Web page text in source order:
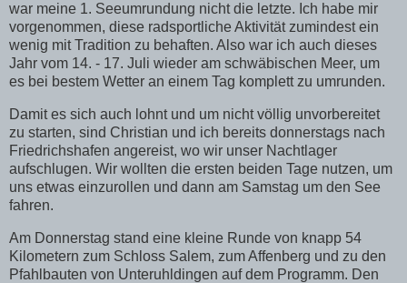
war meine 1. Seeumrundung nicht die letzte. Ich habe mir
vorgenommen, diese radsportliche Aktivität zumindest ein
wenig mit Tradition zu behaften. Also war ich auch dieses
Jahr vom 14. - 17. Juli wieder am schwäbischen Meer, um
es bei bestem Wetter an einem Tag komplett zu umrunden.
Damit es sich auch lohnt und um nicht völlig unvorbereitet
zu starten, sind Christian und ich bereits donnerstags nach
Friedrichshafen angereist, wo wir unser Nachtlager
aufschlugen. Wir wollten die ersten beiden Tage nutzen, um
uns etwas einzurollen und dann am Samstag um den See
fahren.
Am Donnerstag stand eine kleine Runde von knapp 54
Kilometern zum Schloss Salem, zum Affenberg und zu den
Pfahlbauten von Unteruhldingen auf dem Programm. Den